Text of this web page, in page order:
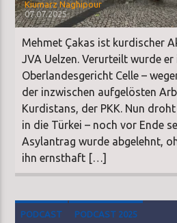
Kiumarz Naghipour
07.07.2025
Mehmet Çakas ist kurdischer
JVA Uelzen. Verurteilt wurde
Oberlandesgericht Celle –
der inzwischen aufgelösten
Kurdistans, der PKK. Nun
in die Türkei – noch vor Ende
Asylantrag wurde abgelehnt,
ihn ernsthaft […]
PODCAST PODCAST 2025